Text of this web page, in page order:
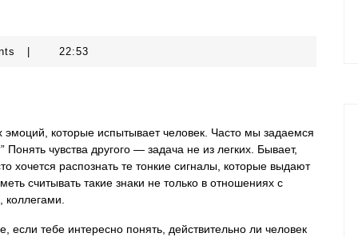
22:53
которые испытывает человек. Часто мы задаемся
чувства другого — задача не из легких. Бывает,
хочется распознать те тонкие сигналы, которые выдают
считывать такие знаки не только в отношениях с
если тебе интересно понять, действительно ли человек